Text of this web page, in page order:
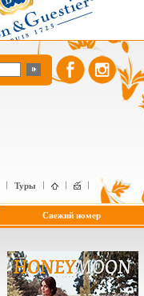
Туры
Свежий номер